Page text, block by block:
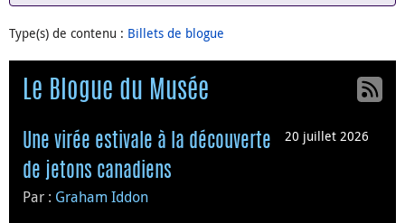
Type(s) de contenu : Billets de blogue
Le Blogue du Musée
20 juillet 2026
Une virée estivale à la découverte
de jetons canadiens
Par : Graham Iddon